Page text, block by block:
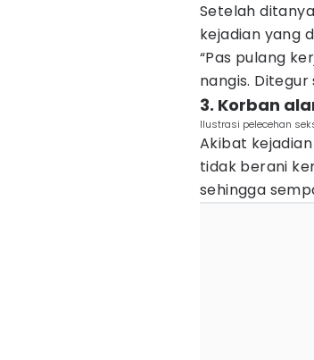
Setelah
kejadian yang
“Pas pulang
nangis.
3. Korban
Ilustrasi pelecehan
Akibat
tidak berani
sehingga